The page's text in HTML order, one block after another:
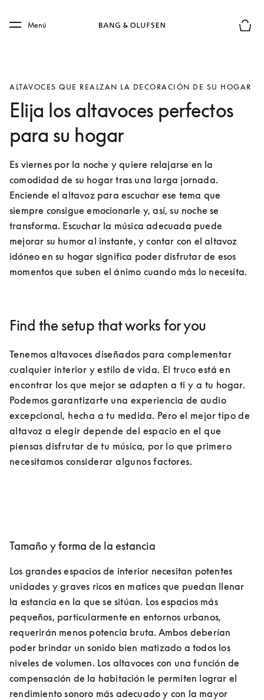
Skip to main footer
Menú
ALTAVOCES QUE REALZAN LA DECORACIÓN DE SU HOGAR
Elija los altavoces perfectos
para su hogar
Es viernes por la noche y quiere relajarse en la
comodidad de su hogar tras una larga jornada.
Enciende el altavoz para escuchar ese tema que
siempre consigue emocionarle y, así, su noche se
transforma. Escuchar la música adecuada puede
mejorar su humor al instante, y contar con el altavoz
idóneo en su hogar significa poder disfrutar de esos
momentos que suben el ánimo cuando más lo necesita.
Find the setup that works for you
Tenemos altavoces diseñados para complementar
cualquier interior y estilo de vida. El truco está en
encontrar los que mejor se adapten a ti y a tu hogar.
Podemos garantizarte una experiencia de audio
excepcional, hecha a tu medida. Pero el mejor tipo de
altavoz a elegir depende del espacio en el que
piensas disfrutar de tu música, por lo que primero
necesitamos considerar algunos factores.
Tamaño y forma de la estancia
Los grandes espacios de interior necesitan potentes
unidades y graves ricos en matices que puedan llenar
la estancia en la que se sitúan. Los espacios más
pequeños, particularmente en entornos urbanos,
requerirán menos potencia bruta. Ambos deberían
poder brindar un sonido bien matizado a todos los
niveles de volumen. Los altavoces con una función de
compensación de la habitación le permiten lograr el
rendimiento sonoro más adecuado y con la mayor